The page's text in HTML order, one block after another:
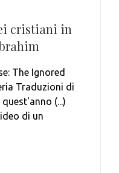
cristiani in
The Ignored
Traduzioni di
(...)
di un